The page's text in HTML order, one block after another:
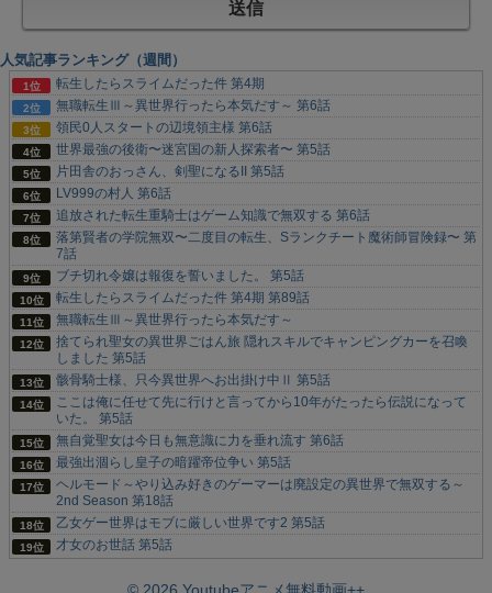
人気記事ランキング（週間）
転生したらスライムだった件 第4期
無職転生Ⅲ～異世界行ったら本気だす～ 第6話
領民0人スタートの辺境領主様 第6話
世界最強の後衛〜迷宮国の新人探索者〜 第5話
片田舎のおっさん、剣聖になるII 第5話
LV999の村人 第6話
追放された転生重騎士はゲーム知識で無双する 第6話
落第賢者の学院無双〜二度目の転生、Sランクチート魔術師冒険録〜 第
7話
ブチ切れ令嬢は報復を誓いました。 第5話
転生したらスライムだった件 第4期 第89話
無職転生Ⅲ～異世界行ったら本気だす～
捨てられ聖女の異世界ごはん旅 隠れスキルでキャンピングカーを召喚
しました 第5話
骸骨騎士様、只今異世界へお出掛け中Ⅱ 第5話
ここは俺に任せて先に行けと言ってから10年がたったら伝説になって
いた。 第5話
無自覚聖女は今日も無意識に力を垂れ流す 第6話
最強出涸らし皇子の暗躍帝位争い 第5話
ヘルモード～やり込み好きのゲーマーは廃設定の異世界で無双する～
2nd Season 第18話
乙女ゲー世界はモブに厳しい世界です2 第5話
才女のお世話 第5話